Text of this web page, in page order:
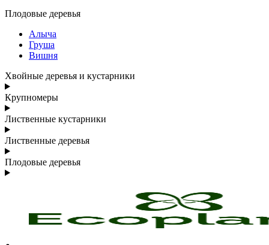
Плодовые деревья
Алыча
Груша
Вишня
Хвойные деревья и кустарники
Крупномеры
Лиственные кустарники
Лиственные деревья
Плодовые деревья